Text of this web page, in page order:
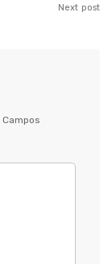
Next post
Campos